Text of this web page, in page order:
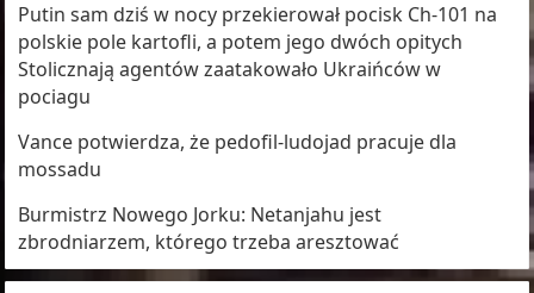
Putin sam dziś w nocy przekierował pocisk Ch-101 na
polskie pole kartofli, a potem jego dwóch opitych
Stolicznają agentów zaatakowało Ukraińców w
pociagu
Vance potwierdza, że pedofil-ludojad pracuje dla
mossadu
Burmistrz Nowego Jorku: Netanjahu jest
zbrodniarzem, którego trzeba aresztować